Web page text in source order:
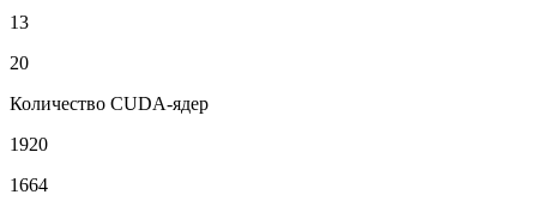
13
20
Количество CUDA-ядер
1920
1664